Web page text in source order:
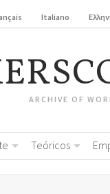
Italiano
ARCHIVE OF
Teóricos